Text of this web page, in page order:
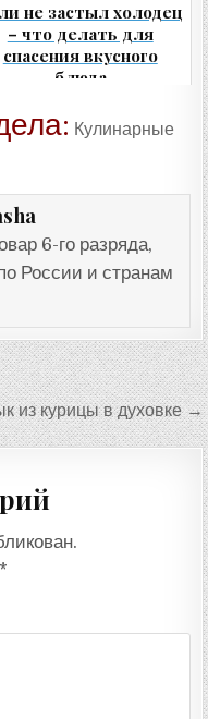
не застыл холодец
– что делать для
спасения вкусного
блюда
Кулинарные
6-го разряда,
России и странам
из курицы в духовке →
*